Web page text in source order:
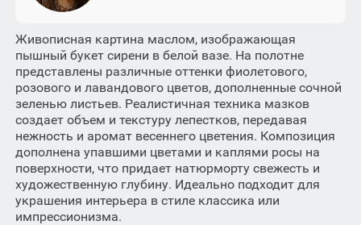
Живописная картина маслом, изображающая
пышный букет сирени в белой вазе. На полотне
представлены различные оттенки фиолетового,
розового и лавандового цветов, дополненные сочной
зеленью листьев. Реалистичная техника мазков
создает объем и текстуру лепестков, передавая
нежность и аромат весеннего цветения. Композиция
дополнена упавшими цветами и каплями росы на
поверхности, что придает натюрморту свежесть и
художественную глубину. Идеально подходит для
украшения интерьера в стиле классика или
импрессионизма.